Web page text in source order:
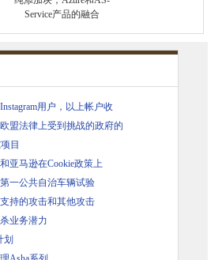
Service产品的融合
用户，以上帐户收
盟法律上受到挑战的政府的
目
亚马逊在Cookie政策上
一公共自治车辆试验
持的攻击和其他攻击
业务潜力
划